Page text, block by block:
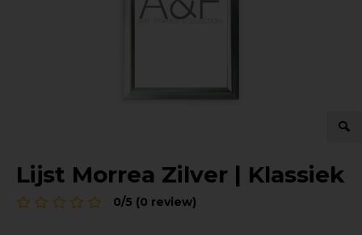
Lijst Morrea Zilver | Klassiek
0/5 (0 review)